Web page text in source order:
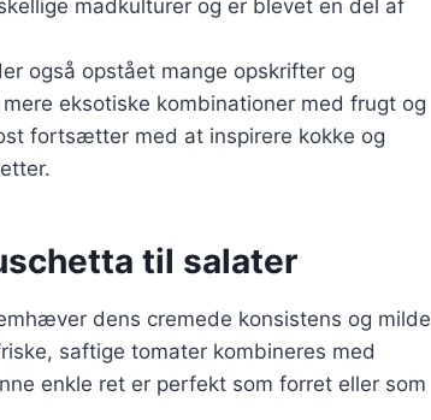
madkulturer og er blevet en del af
også opstået mange opskrifter og
eksotiske kombinationer med frugt og
fortsætter med at inspirere kokke og
til salater
dens cremede konsistens og milde
saftige tomater kombineres med
enkle ret er perfekt som forret eller som